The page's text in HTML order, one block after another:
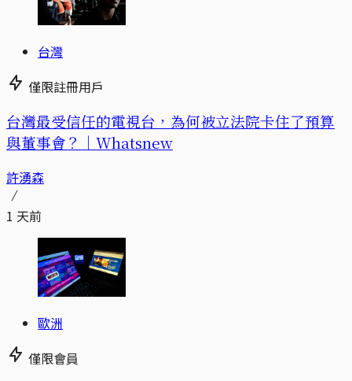
台灣
僅限註冊用戶
台灣最受信任的電視台，為何被立法院卡住了預算
與董事會？｜Whatsnew
許湧森
1 天前
歐洲
僅限會員